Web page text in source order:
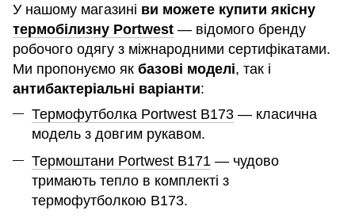
У нашому магазині ви можете купити якісну
термобілизну Portwest — відомого бренду
робочого одягу з міжнародними сертифікатами.
Ми пропонуємо як базові моделі, так і
антибактеріальні варіанти:
Термофутболка Portwest B173 — класична
модель з довгим рукавом.
Термоштани Portwest B171 — чудово
тримають тепло в комплекті з
термофутболкою В173.